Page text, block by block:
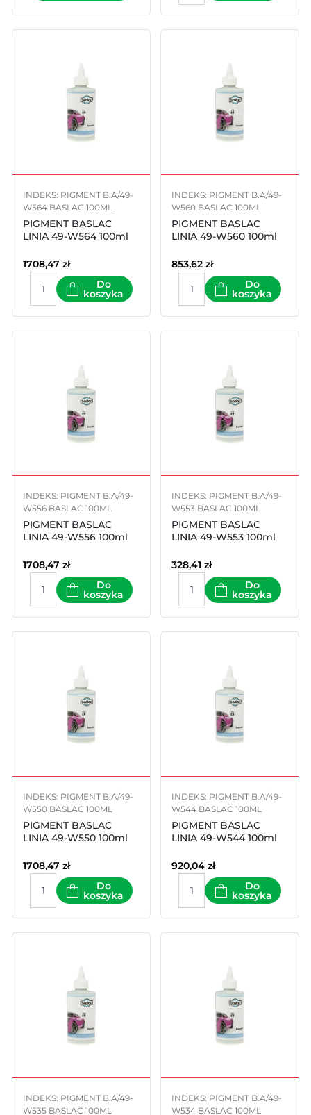
INDEKS: PIGMENT B.A/49-
W564 BASLAC 100ML
PIGMENT BASLAC
LINIA 49-W564 100ml
1708,47 zł
Do
koszyka
INDEKS: PIGMENT B.A/49-
W560 BASLAC 100ML
PIGMENT BASLAC
LINIA 49-W560 100ml
853,62 zł
Do
koszyka
INDEKS: PIGMENT B.A/49-
W556 BASLAC 100ML
PIGMENT BASLAC
LINIA 49-W556 100ml
1708,47 zł
Do
koszyka
INDEKS: PIGMENT B.A/49-
W553 BASLAC 100ML
PIGMENT BASLAC
LINIA 49-W553 100ml
328,41 zł
Do
koszyka
INDEKS: PIGMENT B.A/49-
W550 BASLAC 100ML
PIGMENT BASLAC
LINIA 49-W550 100ml
1708,47 zł
Do
koszyka
INDEKS: PIGMENT B.A/49-
W544 BASLAC 100ML
PIGMENT BASLAC
LINIA 49-W544 100ml
920,04 zł
Do
koszyka
INDEKS: PIGMENT B.A/49-
W535 BASLAC 100ML
INDEKS: PIGMENT B.A/49-
W534 BASLAC 100ML